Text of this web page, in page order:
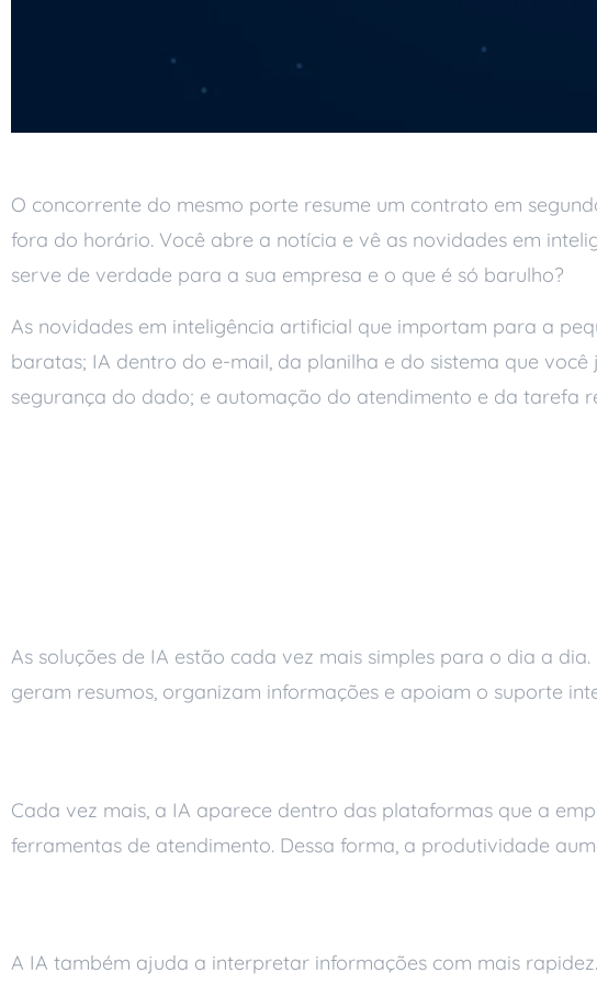
O concorrente do mesmo porte resume um contrato em
fora do horário. Você abre a notícia e vê as novidades em
serve de verdade para a sua empresa e o que é só barulho?
As novidades em inteligência artificial que importam para a
baratas; IA dentro do e-mail, da planilha e do sistema que
segurança do dado; e automação do atendimento e da tarefa
As soluções de IA estão cada vez mais simples para o dia a
geram resumos, organizam informações e apoiam o suporte
Cada vez mais, a IA aparece dentro das plataformas que a
ferramentas de atendimento. Dessa forma, a produtividade
A IA também ajuda a interpretar informações com mais